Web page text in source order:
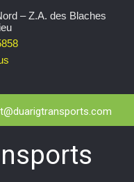
– Z.A. des Blaches